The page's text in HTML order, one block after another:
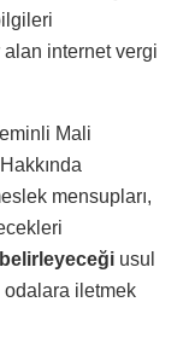
internet vergi
Mali
mensupları,
usul
odalara iletmek